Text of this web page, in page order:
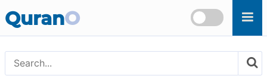
Skip to main content
QuranO